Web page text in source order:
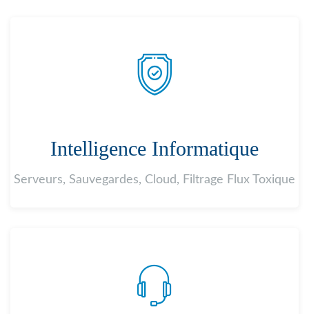
Intelligence Informatique
Serveurs, Sauvegardes, Cloud, Filtrage Flux Toxique